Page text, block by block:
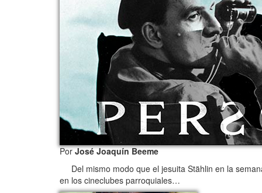
PorJosé Joaquín Beeme
Del mismo modo que el jesuita Stählin en la
en los cineclubes parroquiales…